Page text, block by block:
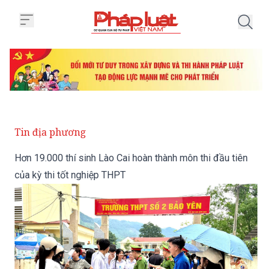
Tin địa phương
Hơn 19.000 thí sinh Lào Cai hoàn thành môn thi đầu tiên
của kỳ thi tốt nghiệp THPT